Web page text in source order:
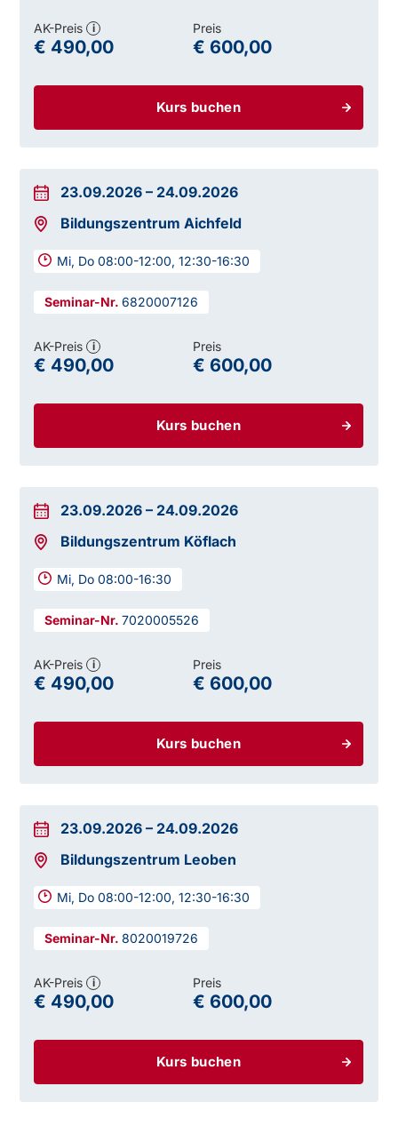
Kurs buchen
AK-Preis i
€ 490,00
Preis
€ 600,00
23.09.2026 – 24.09.2026
Bildungszentrum Aichfeld
Mi, Do 08:00-12:00, 12:30-16:30
6820007126
Kurs buchen
AK-Preis i
€ 490,00
Preis
€ 600,00
23.09.2026 – 24.09.2026
Bildungszentrum Köflach
Mi, Do 08:00-16:30
7020005526
Kurs buchen
AK-Preis i
€ 490,00
Preis
€ 600,00
23.09.2026 – 24.09.2026
Bildungszentrum Leoben
Mi, Do 08:00-12:00, 12:30-16:30
8020019726
Kurs buchen
AK-Preis i
€ 490,00
Preis
€ 600,00